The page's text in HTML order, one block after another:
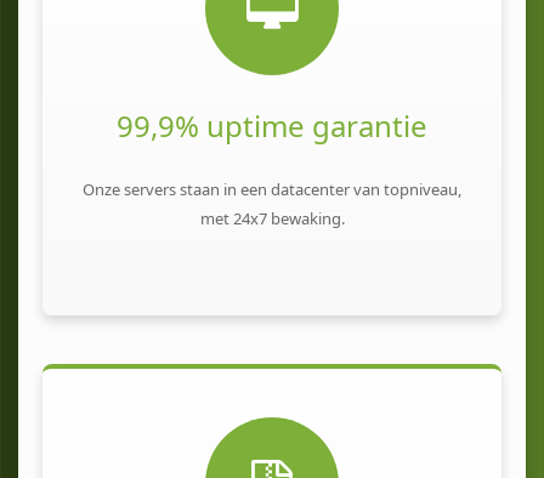
99,9% uptime garantie
Onze servers staan in een datacenter van topniveau,
met 24x7 bewaking.